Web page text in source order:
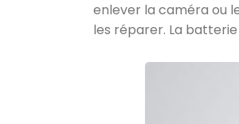
enlever la caméra ou
les réparer. La